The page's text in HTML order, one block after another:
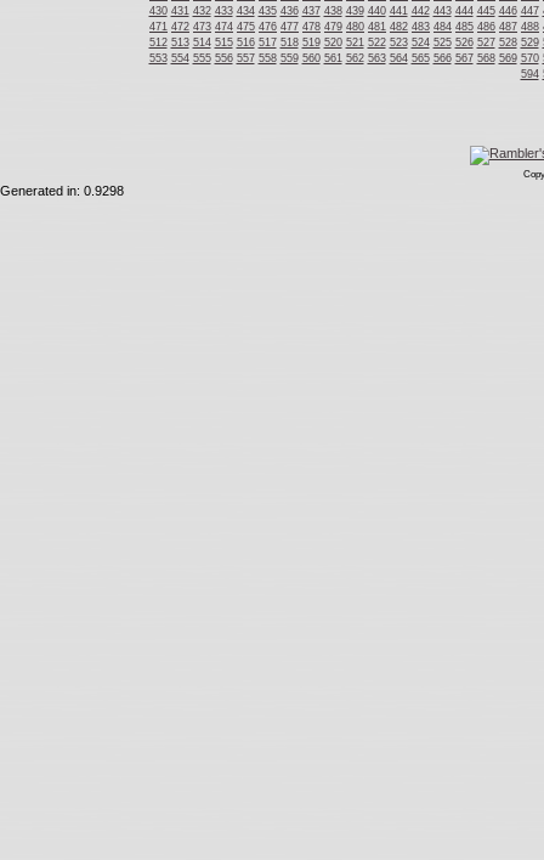
430 431 432 433 434 435 436 437 438 439 440 441 442 443 444 445 446 447
471 472 473 474 475 476 477 478 479 480 481 482 483 484 485 486 487 488
512 513 514 515 516 517 518 519 520 521 522 523 524 525 526 527 528 529
553 554 555 556 557 558 559 560 561 562 563 564 565 566 567 568 569 570
594
Generated in: 0.9298